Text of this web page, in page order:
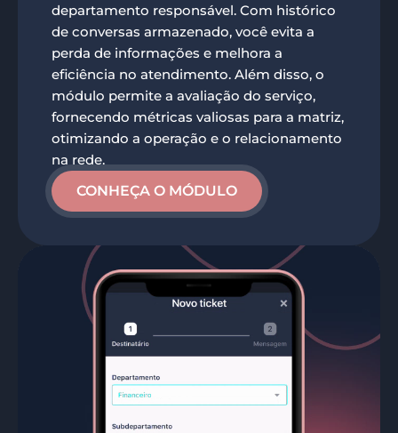
departamento responsável. Com histórico
de conversas armazenado, você evita a
perda de informações e melhora a
eficiência no atendimento. Além disso, o
módulo permite a avaliação do serviço,
fornecendo métricas valiosas para a matriz,
otimizando a operação e o relacionamento
na rede.
CONHEÇA O MÓDULO